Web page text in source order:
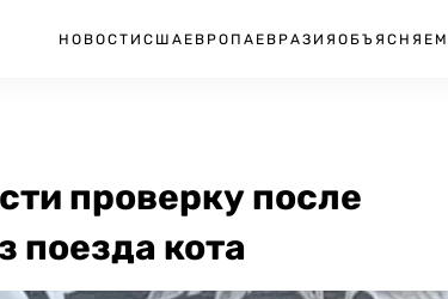
НОВОСТИ США ЕВРОПА ЕВРАЗИЯ ОБЪЯСНЯЕМ
проверку после
поезда кота